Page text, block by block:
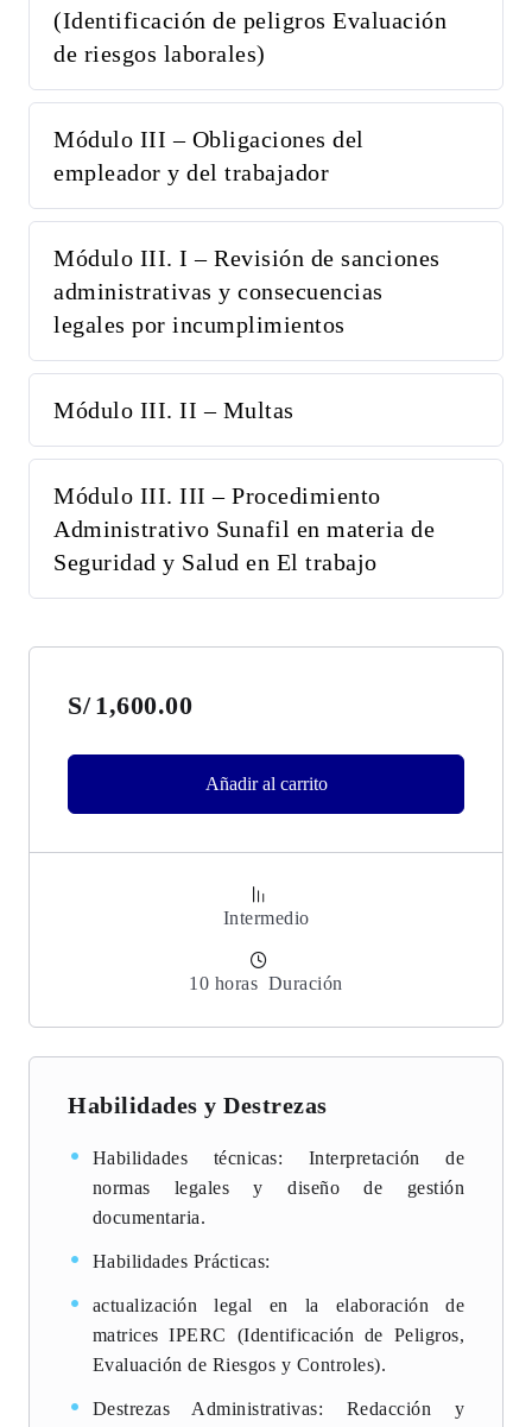
(Identificación de peligros Evaluación
de riesgos laborales)
Módulo III – Obligaciones del
empleador y del trabajador
Módulo III. I – Revisión de sanciones
administrativas y consecuencias
legales por incumplimientos
Módulo III. II – Multas
Módulo III. III – Procedimiento
Administrativo Sunafil en materia de
Seguridad y Salud en El trabajo
S/ 1,600.00
Añadir al carrito
Intermedio
10 horas Duración
Habilidades y Destrezas
Habilidades técnicas: Interpretación de
normas legales y diseño de gestión
documentaria.
Habilidades Prácticas:
actualización legal en la elaboración de
matrices IPERC (Identificación de Peligros,
Evaluación de Riesgos y Controles).
Destrezas Administrativas: Redacción y